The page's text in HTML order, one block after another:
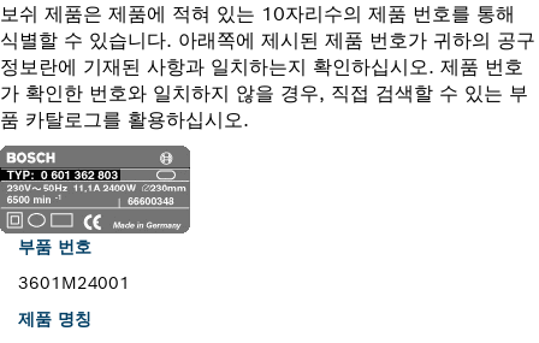
보쉬 제품은 제품에 적혀 있는 10자리수의 제품 번호를 통해
식별할 수 있습니다. 아래쪽에 제시된 제품 번호가 귀하의 공구
정보란에 기재된 사항과 일치하는지 확인하십시오. 제품 번호
가 확인한 번호와 일치하지 않을 경우, 직접 검색할 수 있는 부
품 카탈로그를 활용하십시오.
부품 번호
3601M24001
제품 명칭